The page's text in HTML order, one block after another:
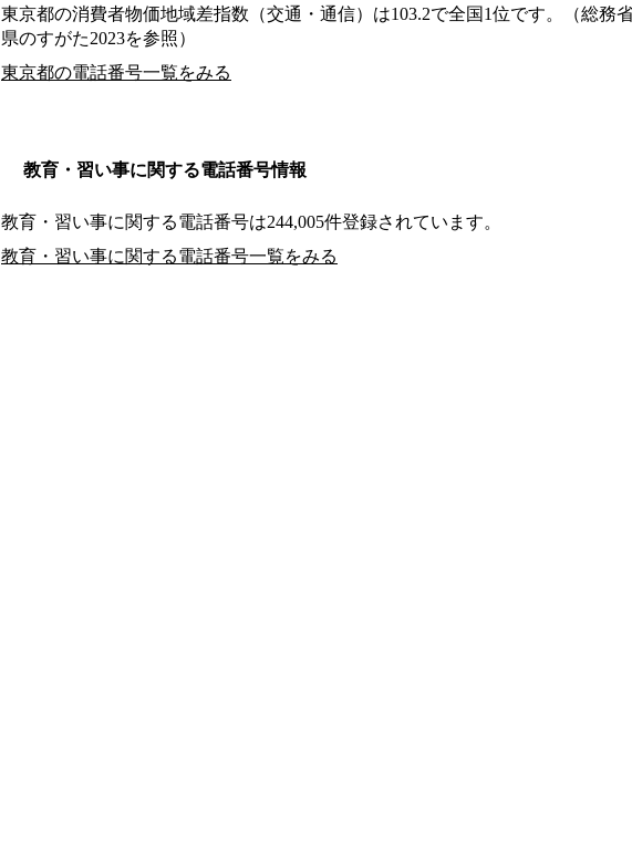
東京都の消費者物価地域差指数（交通・通信）は103.2で全国1位です。（総務
県のすがた2023を参照）
東京都の電話番号一覧をみる
教育・習い事に関する電話番号情報
教育・習い事に関する電話番号は244,005件登録されています。
教育・習い事に関する電話番号一覧をみる